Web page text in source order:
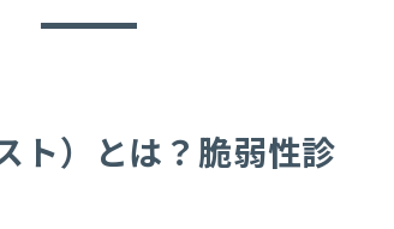
ト）とは？脆弱性診